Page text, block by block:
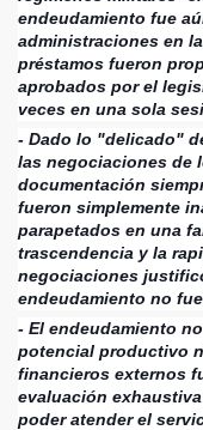
endeudamiento fue
administraciones en
préstamos fueron
aprobados por el
veces en una sola
- Dado lo "delicado"
las negociaciones de
documentación
fueron simplemente
parapetados en una
trascendencia y la
negociaciones
endeudamiento no
- El endeudamiento
potencial productivo
financieros externos
evaluación
poder atender el